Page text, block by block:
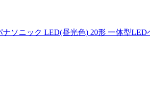
ナソニック LED(昼光色) 20形 一体型